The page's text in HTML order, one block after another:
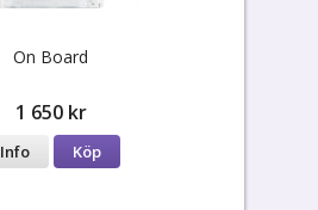
On Board
1 650 kr
Info Köp